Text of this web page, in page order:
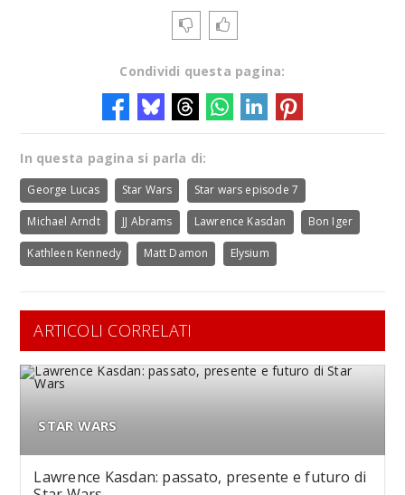
Condividi questa pagina:
In questa pagina si parla di:
George Lucas Star Wars Star wars episode 7
Michael Arndt JJ Abrams Lawrence Kasdan Bon Iger
Kathleen Kennedy Matt Damon Elysium
ARTICOLI CORRELATI
STAR WARS
Lawrence Kasdan: passato, presente e futuro di